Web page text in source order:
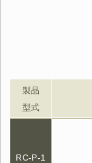
製品
型式
RC-P-1